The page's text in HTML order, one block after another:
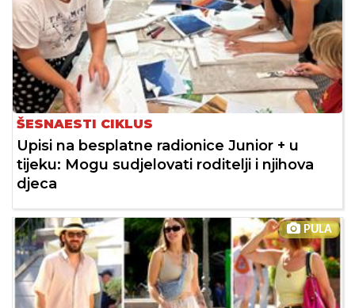
ŠESNAESTI CIKLUS
Upisi na besplatne radionice Junior + u
tijeku: Mogu sudjelovati roditelji i njihova
djeca
PULA